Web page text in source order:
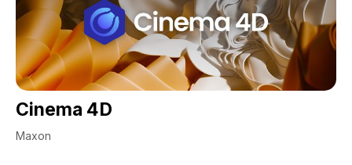
取扱製品
ソフトウェア
フォント
ハードウェア
ソフトウェアサポート
CGWORLD
月刊誌
別冊
CGWORLD.jp
Cinema 4D
Maxon